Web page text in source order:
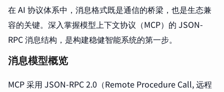
在 AI 协议体系中，消息格式既是通信的桥梁，也是生态兼
容的关键。深入掌握模型上下文协议（MCP）的 JSON-
RPC 消息结构，是构建稳健智能系统的第一步。
消息模型概览
MCP 采用 JSON-RPC 2.0（Remote Procedure Call, 远程